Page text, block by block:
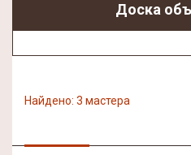
Доска
Найдено: 3 мастера